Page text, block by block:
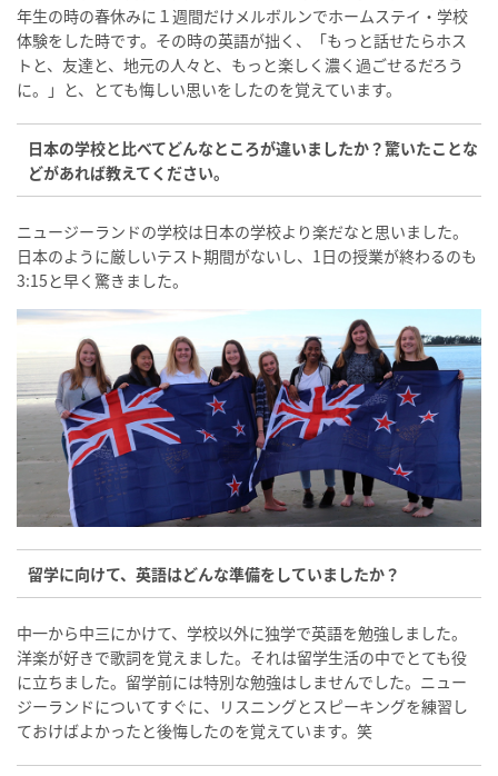
年生の時の春休みに１週間だけメルボルンでホームステイ・学校
体験をした時です。その時の英語が拙く、「もっと話せたらホス
トと、友達と、地元の人々と、もっと楽しく濃く過ごせるだろう
に。」と、とても悔しい思いをしたのを覚えています。
日本の学校と比べてどんなところが違いましたか？驚いたことな
どがあれば教えてください。
ニュージーランドの学校は日本の学校より楽だなと思いました。
日本のように厳しいテスト期間がないし、1日の授業が終わるのも
3:15と早く驚きました。
留学に向けて、英語はどんな準備をしていましたか？
中一から中三にかけて、学校以外に独学で英語を勉強しました。
洋楽が好きで歌詞を覚えました。それは留学生活の中でとても役
に立ちました。留学前には特別な勉強はしませんでした。ニュー
ジーランドについてすぐに、リスニングとスピーキングを練習し
ておけばよかったと後悔したのを覚えています。笑